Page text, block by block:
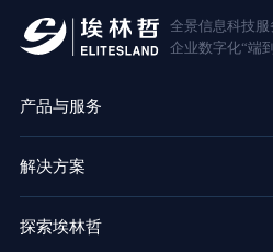
全景信息科技服
企业数字化“端
产品与服务
解决方案
探索埃林哲